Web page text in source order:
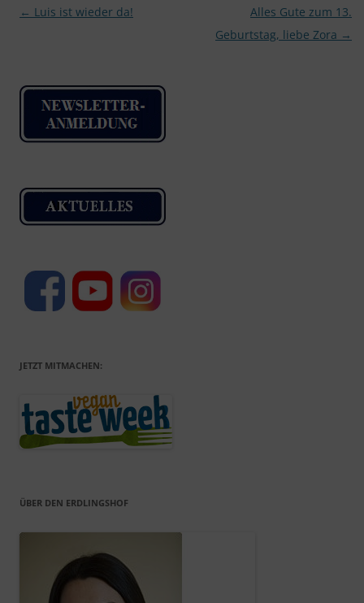
Beitragsnavigation
← Luis ist wieder da!
Alles Gute zum 13.
Geburtstag, liebe Zora →
JETZT MITMACHEN:
ÜBER DEN ERDLINGSHOF